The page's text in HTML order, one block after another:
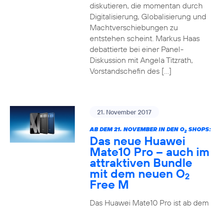
diskutieren, die momentan durch
Digitalisierung, Globalisierung und
Machtverschiebungen zu
entstehen scheint. Markus Haas
debattierte bei einer Panel-
Diskussion mit Angela Titzrath,
Vorstandschefin des […]
21. November 2017
AB DEM 21. NOVEMBER IN DEN O2SHOPS:
Das neue Huawei
Mate10 Pro – auch im
attraktiven Bundle
mit dem neuen O2
Free M
Das Huawei Mate10 Pro ist ab dem